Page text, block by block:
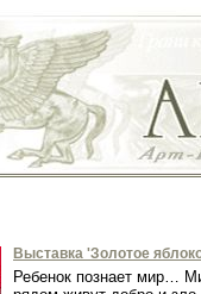
Выставка 'Золотое
Ребенок познает мир…